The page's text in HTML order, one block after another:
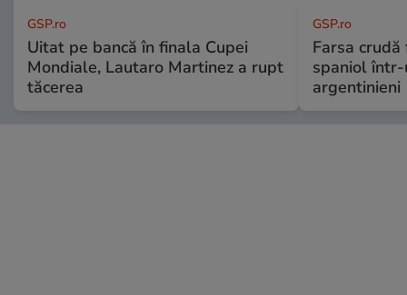
GSP.ro
Uitat pe bancă în finala Cupei
Mondiale, Lautaro Martinez a rupt
tăcerea
GSP.ro
Farsa
spaniol într-
argentinieni